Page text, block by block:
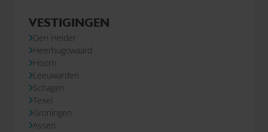
VESTIGINGEN
Den Helder
Heerhugowaard
Hoorn
Leeuwarden
Schagen
Texel
Groningen
Assen